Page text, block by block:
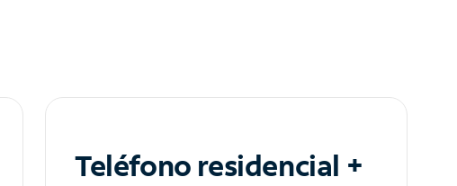
Teléfono residencial +